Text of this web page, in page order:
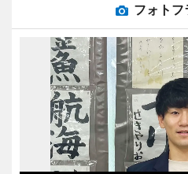
フォトフ